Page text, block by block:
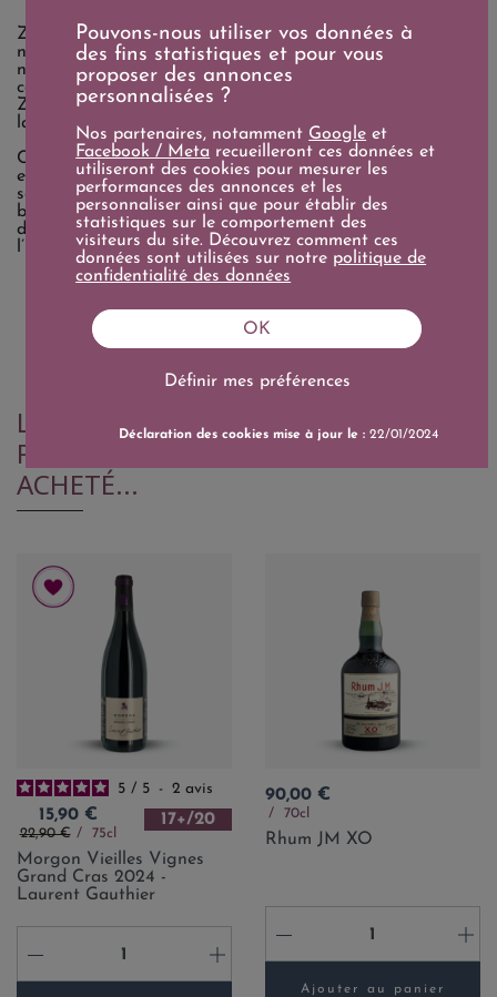
Zacapa est unemaison guatémaltèque emblématique
née en
1976 à l’occasion du centenaire de la ville du même
nom. Elle se distingue par l’utilisation du miel vierge de
canne à sucre, plus raffiné que la mélasse. Les rhums
Zacapa vieillissent à plus de 2 300 mètres d’altitude, dans
la «
Maison dans les nuages
Ce vieillissement lent en climat frais confère une élégance
et une douceur uniques. Le système de vieillissement
solera assemble des rhums de 6 à 23 ans. Chaque
bouteille incarne latraditionet lesavoir-faire
du Guatemala. Zacapa est aujourd’hui reconnu comme
l’un desmeilleurs rhumsau monde.
LES CLIENTS QUI ONT ACHETÉ CE
PRODUIT ONT ÉGALEMENT
ACHETÉ...
5 / 5 - 2 avis
Prix
15,90 €
Prix de base
22,90 € 75cl
17+/20
Morgon Vieilles Vignes
Grand Cras 2024 -
Laurent Gauthier
- +
Prix
90,00 €
70cl
Rhum JM XO
- +
Ajouter au panier
Pouvons-nous utiliser vos données à
des fins statistiques et pour vous
proposer des annonces
personnalisées ?
Nos partenaires, notamment Google et
Facebook / Meta recueilleront ces données et
utiliseront des cookies pour mesurer les
performances des annonces et les
personnaliser ainsi que pour établir des
statistiques sur le comportement des
visiteurs du site. Découvrez comment ces
données sont utilisées sur notre politique de
confidentialité des données
Définir mes préférences
OK
Déclaration des cookies mise à jour le :22/01/2024